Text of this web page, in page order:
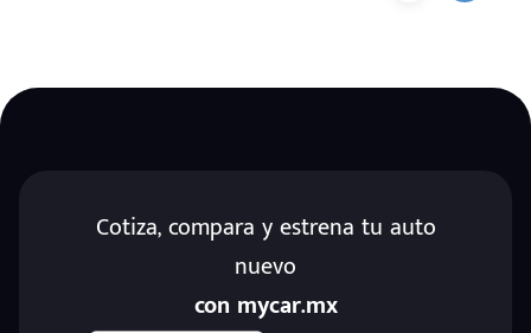
Cotiza, compara y estrena tu auto
nuevo
con mycar.mx